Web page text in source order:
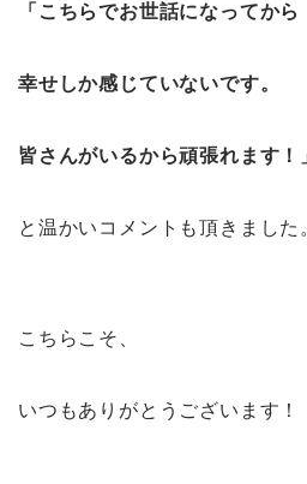
「こちらでお世話になってから
幸せしか感じていないです。
皆さんがいるから頑張れます！
と温かいコメントも頂きました
こちらこそ、
いつもありがとうございます！